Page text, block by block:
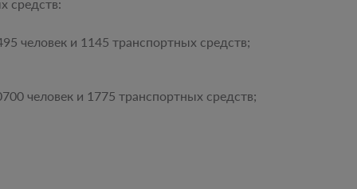
средств:
человек и 1145 транспортных средств;
человек и 1775 транспортных средств;